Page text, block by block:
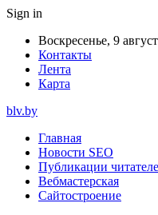
Sign in
Воскресенье, 9
Контакты
Лента
Карта
blv.by
Главная
Новости SEO
Публикации
Вебмастерская
Сайтостроение